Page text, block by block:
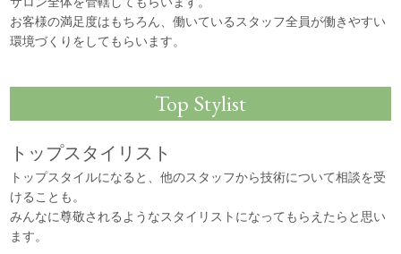
お客様の満足度はもちろん、働いているスタッフ全員が働きやすい
環境づくりをしてもらいます。
Top Stylist
トップスタイリスト
トップスタイルになると、他のスタッフから技術について相談を受
けることも。
みんなに尊敬されるようなスタイリストになってもらえたらと思い
ます。